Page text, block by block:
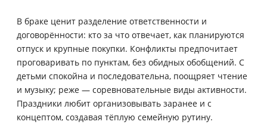
В браке ценит разделение ответственности и
договорённости: кто за что отвечает, как планируются
отпуск и крупные покупки. Конфликты предпочитает
проговаривать по пунктам, без обидных обобщений. С
детьми спокойна и последовательна, поощряет чтение
и музыку; реже — соревновательные виды активности.
Праздники любит организовывать заранее и с
концептом, создавая тёплую семейную рутину.